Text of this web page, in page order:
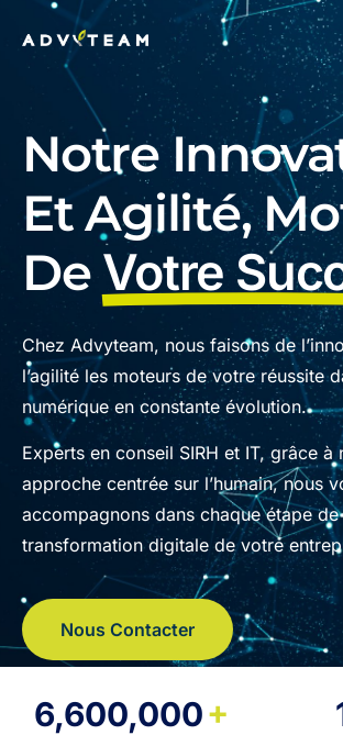
Notre
Et Agilité,
De Votre
Chez Advyteam, nous faisons de
l’agilité les moteurs de votre réussite
numérique en constante évolution.
Experts en conseil SIRH et IT, grâce à
approche centrée sur l’humain, nous
accompagnons dans chaque étape de
transformation digitale de votre
Nous Contacter
6,600,000+